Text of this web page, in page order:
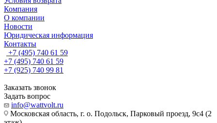
Компания
О компании
Новости
Юридическая информация
Контакты
+7 (495) 740 61 59
+7 (495) 740 61 59
+7 (925) 740 99 81
Заказать звонок
Задать вопрос
info@wattvolt.ru
Московская область, г. о. Подольск, Парковый проезд, 9с4 (2